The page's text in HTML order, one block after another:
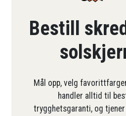
Bestill
Mål opp, velg
handler alltid til
trygghetsgaranti, og